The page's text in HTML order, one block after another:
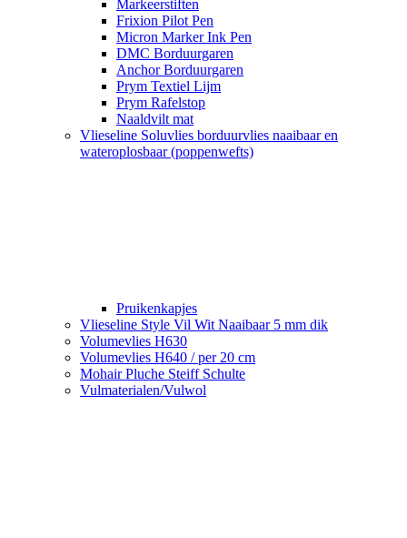
Markeerstiften
Frixion Pilot Pen
Micron Marker Ink Pen
DMC Borduurgaren
Anchor Borduurgaren
Prym Textiel Lijm
Prym Rafelstop
Naaldvilt mat
Vlieseline Soluvlies borduurvlies naaibaar en
wateroplosbaar (poppenwefts)
Pruikenkapjes
Vlieseline Style Vil Wit Naaibaar 5 mm dik
Volumevlies H630
Volumevlies H640 / per 20 cm
Mohair Pluche Steiff Schulte
Vulmaterialen/Vulwol